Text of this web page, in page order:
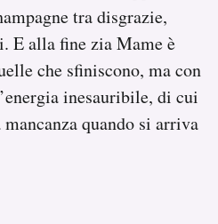
tra disgrazie,
E alla fine zia Mame è
che sfiniscono, ma con
inesauribile, di cui
quando si arriva